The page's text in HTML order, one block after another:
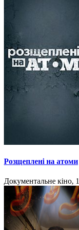
Розщеплені на атоми
Документальне кіно,